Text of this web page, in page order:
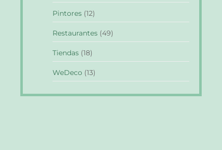
Pintores (12)
Restaurantes (49)
Tiendas (18)
WeDeco (13)